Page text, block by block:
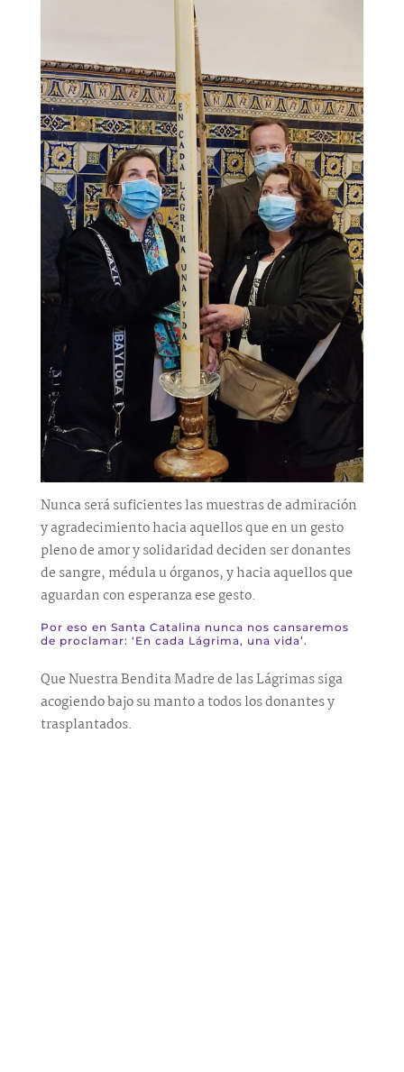
Nunca será suficientes las muestras de admiración
y agradecimiento hacia aquellos que en un gesto
pleno de amor y solidaridad deciden ser donantes
de sangre, médula u órganos, y hacia aquellos que
aguardan con esperanza ese gesto.
Por eso en Santa Catalina nunca nos cansaremos
de proclamar: ‘En cada Lágrima, una vida’.
Que Nuestra Bendita Madre de las Lágrimas siga
acogiendo bajo su manto a todos los donantes y
trasplantados.